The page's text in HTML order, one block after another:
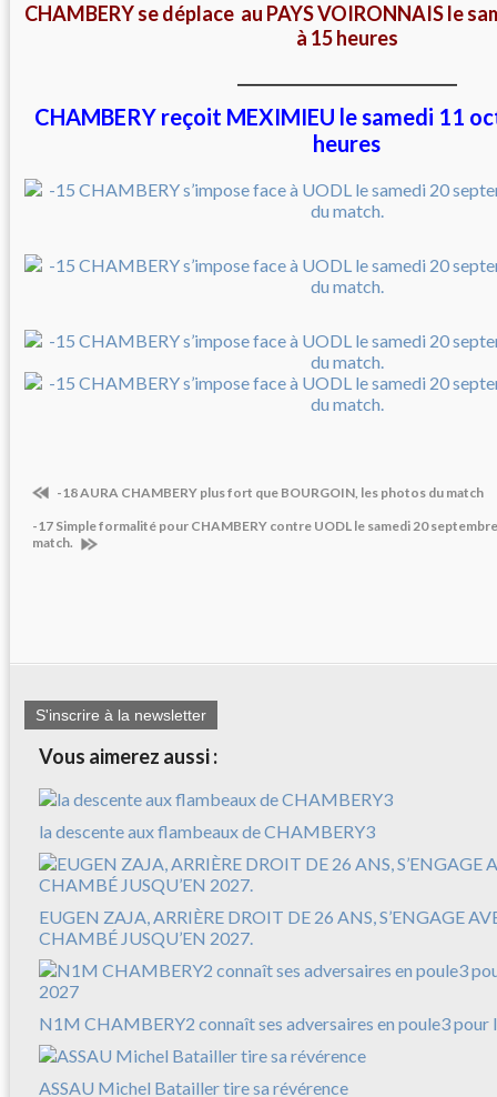
CHAMBERY se déplace au PAYS VOIRONNAIS le
à 15 heures
CHAMBERY reçoit MEXIMIEU le samedi 11
heures
-18 AURA CHAMBERY plus fort que BOURGOIN, les photos du match
-17 Simple formalité pour CHAMBERY contre UODL le samedi 20
match.
S'inscrire à la newsletter
Vous aimerez aussi :
la descente aux flambeaux de CHAMBERY3
EUGEN ZAJA, ARRIÈRE DROIT DE 26 ANS, S’ENGAGE
CHAMBÉ JUSQU’EN 2027.
N1M CHAMBERY2 connaît ses adversaires en poule3 pour
ASSAU Michel Batailler tire sa révérence